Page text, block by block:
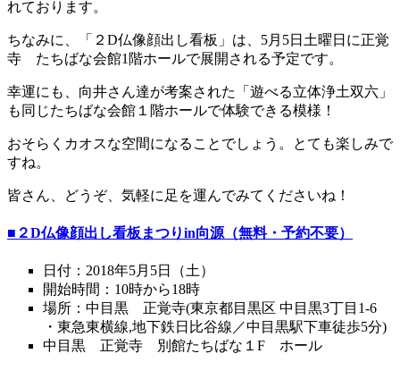
れております。
ちなみに、「２D仏像顔出し看板」は、5月5日土曜日に正覚
寺 たちばな会館1階ホールで展開される予定です。
幸運にも、向井さん達が考案された「遊べる立体浄土双六」
も同じたちばな会館１階ホールで体験できる模様！
おそらくカオスな空間になることでしょう。とても楽しみで
すね。
皆さん、どうぞ、気軽に足を運んでみてくださいね！
■２D仏像顔出し看板まつりin向源（無料・予約不要）
日付：2018年5月5日（土）
開始時間：10時から18時
場所：中目黒 正覚寺(東京都目黒区 中目黒3丁目1-6
・東急東横線,地下鉄日比谷線／中目黒駅下車徒歩5分)
中目黒 正覚寺 別館たちばな１F ホール